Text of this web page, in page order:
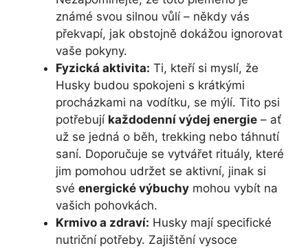
známé svou silnou vůlí – někdy vás
překvapí, jak obstojně dokážou ignorovat
vaše pokyny.
Fyzická aktivita: Ti, kteří si myslí, že
Husky budou spokojeni s krátkými
procházkami na vodítku, se mýlí. Tito psi
potřebují každodenní výdej energie – ať
už se jedná o běh, trekking nebo táhnutí
saní. Doporučuje se vytvářet rituály, které
jim pomohou udržet se aktivní, jinak si
své energické výbuchy mohou vybít na
vašich pohovkách.
Krmivo a zdraví: Husky mají specifické
nutriční potřeby. Zajištění vysoce